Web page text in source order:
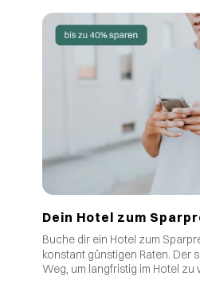
Dein Hotel zum
Buche dir ein Hotel zum
konstant günstigen Raten Der
Weg, um langfristig im Hotel zu